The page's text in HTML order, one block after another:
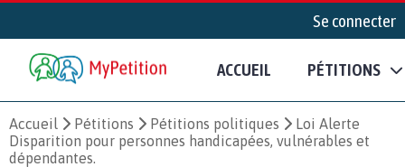
Se connecter
ACCUEIL PÉTITIONS
Accueil Pétitions Pétitions politiques
Loi Alerte
Disparition pour personnes handicapées, vulnérables et
dépendantes.